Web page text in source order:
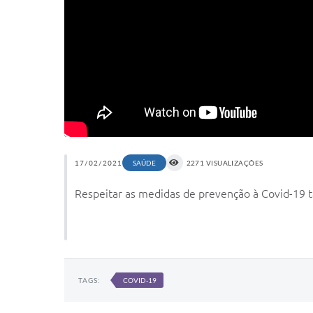
17/02/2021 SAÚDE 2271 VISUALIZAÇÕES
Respeitar as medidas de prevenção à Covid-
TAGS: COVID-19